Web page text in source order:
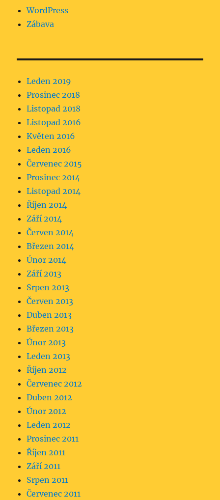
WordPress
Zábava
Leden 2019
Prosinec 2018
Listopad 2018
Listopad 2016
Květen 2016
Leden 2016
Červenec 2015
Prosinec 2014
Listopad 2014
Říjen 2014
Září 2014
Červen 2014
Březen 2014
Únor 2014
Září 2013
Srpen 2013
Červen 2013
Duben 2013
Březen 2013
Únor 2013
Leden 2013
Říjen 2012
Červenec 2012
Duben 2012
Únor 2012
Leden 2012
Prosinec 2011
Říjen 2011
Září 2011
Srpen 2011
Červenec 2011